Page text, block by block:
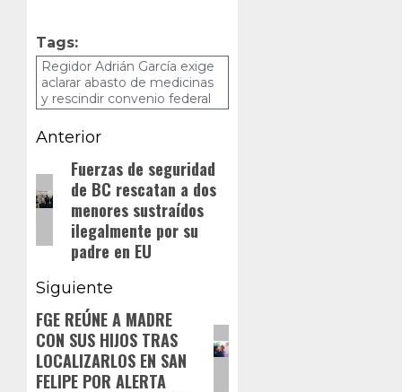
Tags:
Regidor Adrián García exige
aclarar abasto de medicinas
y rescindir convenio federal
Navegación
de
entradas
Anterior
Entrada
anterior:
Fuerzas de seguridad
de BC rescatan a dos
menores sustraídos
ilegalmente por su
padre en EU
Siguiente
Siguiente
entrada:
FGE REÚNE A MADRE
CON SUS HIJOS TRAS
LOCALIZARLOS EN SAN
FELIPE POR ALERTA